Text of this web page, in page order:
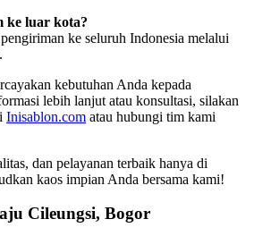
ke luar kota?
ke seluruh Indonesia melalui
kebutuhan Anda kepada
lebih lanjut atau konsultasi, silakan
Inisablon.com atau hubungi tim kami
dan pelayanan terbaik hanya di
kaos impian Anda bersama kami!
Cileungsi, Bogor